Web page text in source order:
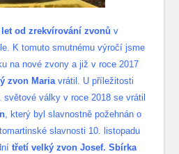
let od zrekvírování zvonů v
K tomuto smutnému výročí jsme
na nové zvony a již v roce 2017
zvon Mariavrátil. U příležitosti
války v roce 2018 se vrátil
, který byl slavnostně požehnán o
slavnosti 10. listopadu
třetí velký zvon Josef. Sbírka